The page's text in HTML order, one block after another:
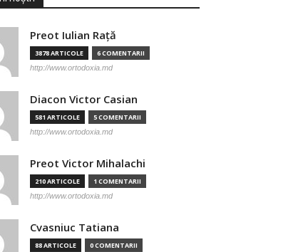
Preot Iulian Raţă
3878 ARTICOLE 6 COMENTARII
http://www.ortodoxia.md
Diacon Victor Casian
581 ARTICOLE 5 COMENTARII
http://www.ortodoxia.md
Preot Victor Mihalachi
210 ARTICOLE 1 COMENTARII
http://www.ortodoxia.md
Cvasniuc Tatiana
88 ARTICOLE 0 COMENTARII